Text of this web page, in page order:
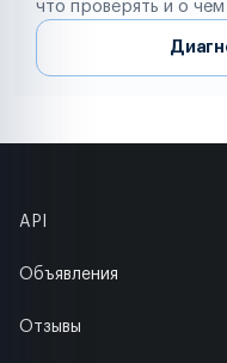
что проверять и о
API
Объявления
Отзывы